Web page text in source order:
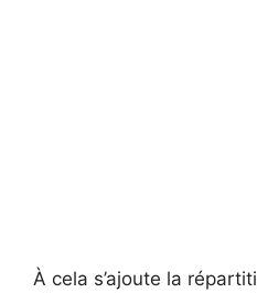
À cela s’ajoute la